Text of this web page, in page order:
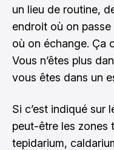
un lieu de routine,
endroit où on
où on échange. Ça
Vous n’êtes plus
vous êtes dans un
Si c’est indiqué sur
peut-être les zones
tepidarium,